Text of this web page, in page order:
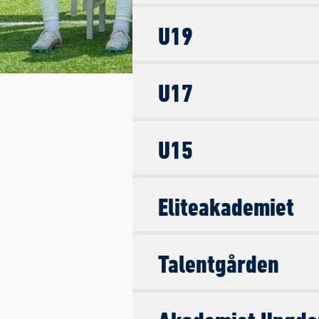
U19
U17
U15
Eliteakademiet
Talentgården